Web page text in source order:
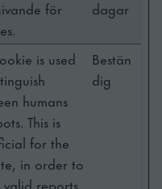
för
dagar
is used
humans
This is
for the
in order to
valid reports
Bestän
dig